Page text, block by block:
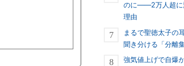
のに――2万人超に
理由
まるで聖徳太子の
聞き分ける「分離
強気値上げで自